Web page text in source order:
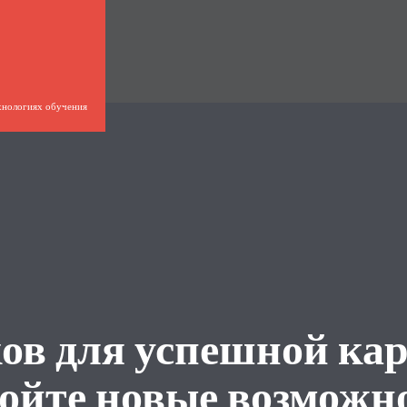
обучения
для успешной